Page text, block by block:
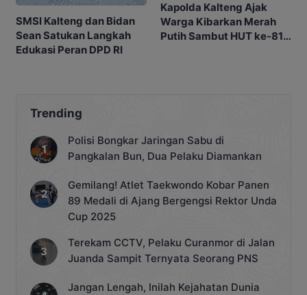
SMSI Kalteng dan Bidan
Sean Satukan Langkah
Edukasi Peran DPD RI
Kapolda Kalteng Ajak
Warga Kibarkan Merah
Putih Sambut HUT ke-81
Trending
Polisi Bongkar Jaringan Sabu di
Pangkalan Bun, Dua Pelaku Diamankan
Gemilang! Atlet Taekwondo Kobar Panen
89 Medali di Ajang Bergengsi Rektor Unda
Cup 2025
Terekam CCTV, Pelaku Curanmor di Jalan
Juanda Sampit Ternyata Seorang PNS
Jangan Lengah, Inilah Kejahatan Dunia